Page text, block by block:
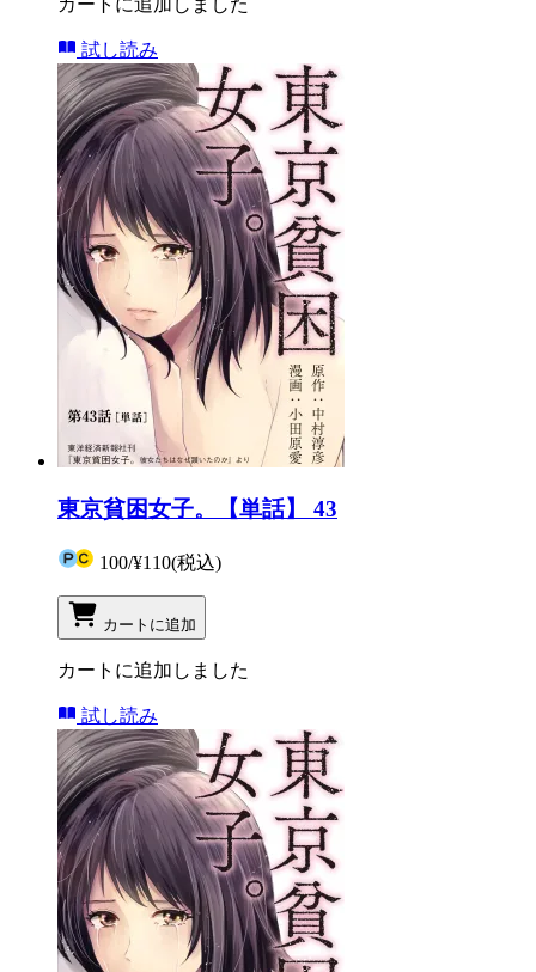
試し読み
東京貧困女子。【単話】 43
100/¥110(税込)
カートに追加
カートに追加しました
試し読み